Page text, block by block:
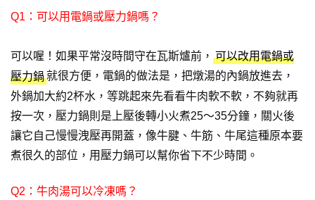
Q1：可以用電鍋或壓力鍋嗎？
可以喔！如果平常沒時間守在瓦斯爐前， 可以改用電鍋或
壓力鍋就很方便，電鍋的做法是，把燉湯的內鍋放進去，
外鍋加大約2杯水，等跳起來先看看牛肉軟不軟，不夠就再
按一次，壓力鍋則是上壓後轉小火煮25～35分鐘，關火後
讓它自己慢慢洩壓再開蓋，像牛腱、牛筋、牛尾這種原本要
煮很久的部位，用壓力鍋可以幫你省下不少時間。
Q2：牛肉湯可以冷凍嗎？